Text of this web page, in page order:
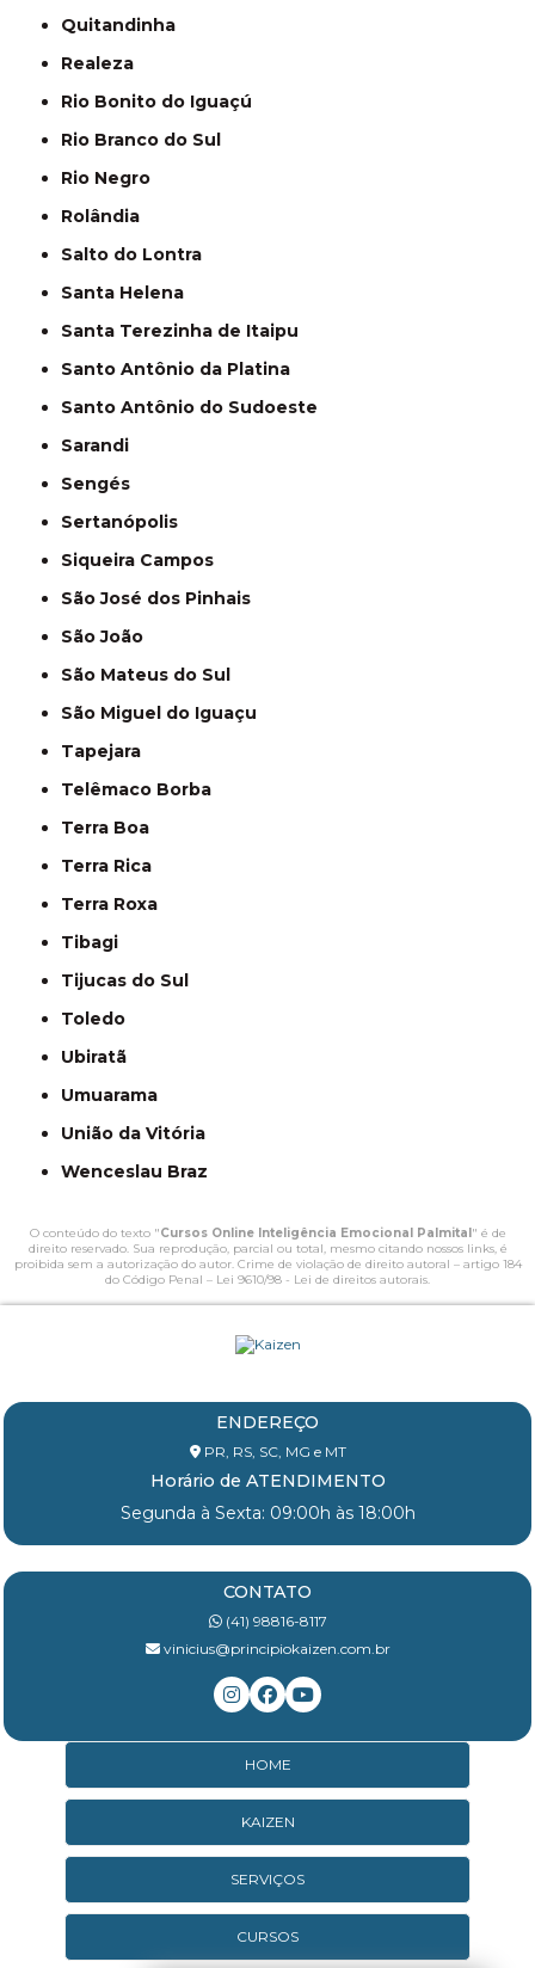
Quitandinha
Realeza
Rio Bonito do Iguaçú
Rio Branco do Sul
Rio Negro
Rolândia
Salto do Lontra
Santa Helena
Santa Terezinha de Itaipu
Santo Antônio da Platina
Santo Antônio do Sudoeste
Sarandi
Sengés
Sertanópolis
Siqueira Campos
São José dos Pinhais
São João
São Mateus do Sul
São Miguel do Iguaçu
Tapejara
Telêmaco Borba
Terra Boa
Terra Rica
Terra Roxa
Tibagi
Tijucas do Sul
Toledo
Ubiratã
Umuarama
União da Vitória
Wenceslau Braz
O conteúdo do texto "Cursos Online Inteligência Emocional Palmital " é de
direito reservado. Sua reprodução, parcial ou total, mesmo citando nossos links, é
proibida sem a autorização do autor. Crime de violação de direito autoral – artigo 184
do Código Penal – Lei 9610/98 - Lei de direitos autorais.
ENDEREÇO
PR, RS, SC, MG e MT
Horário de ATENDIMENTO
Segunda à Sexta: 09:00h às 18:00h
CONTATO
(41) 98816-8117
vinicius@principiokaizen.com.br
HOME
KAIZEN
SERVIÇOS
CURSOS